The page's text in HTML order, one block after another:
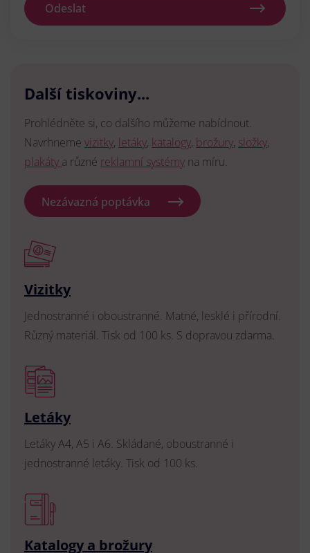
Odeslat
Další tiskoviny...
Prohlédněte si, co dalšího můžeme nabídnout.
Navrhneme vizitky, letáky, katalogy, brožury, složky,
plakáty a různé reklamní systémy na míru.
Nezávazná poptávka
Vizitky
Jednostranné i oboustranné. Matné, lesklé i přírodní.
Různý materiál. Tisk od 100 ks. S dopravou zdarma.
Letáky
Letáky A4, A5 i A6. Skládané, oboustranné i
jednostranné letáky. Tisk od 100 ks.
Katalogy a brožury